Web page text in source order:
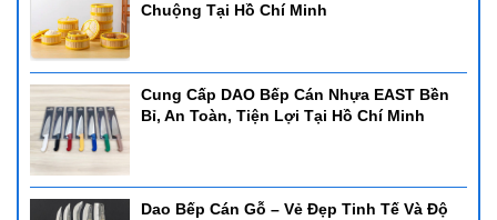
Chuộng Tại Hồ Chí Minh
Cung Cấp DAO Bếp Cán Nhựa EAST Bền
Bỉ, An Toàn, Tiện Lợi Tại Hồ Chí Minh
Dao Bếp Cán Gỗ – Vẻ Đẹp Tinh Tế Và Độ